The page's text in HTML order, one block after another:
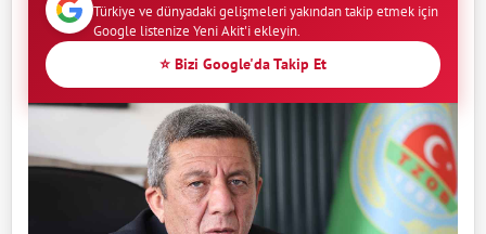
Türkiye ve dünyadaki gelişmeleri yakından takip etmek için
Google listenize Yeni Akit'i ekleyin.
⭐ Bizi Google'da Takip Et